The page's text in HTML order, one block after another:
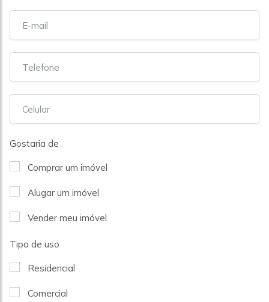
Gostaria de
Comprar um imóvel
Alugar um imóvel
Vender meu imóvel
Tipo de uso
Residencial
Comercial